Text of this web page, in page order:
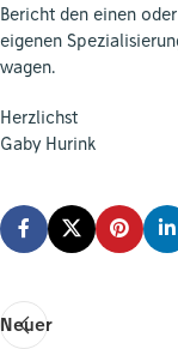
Bericht den einen
eigenen
wagen.
Herzlichst
Gaby Hurink
Neuer